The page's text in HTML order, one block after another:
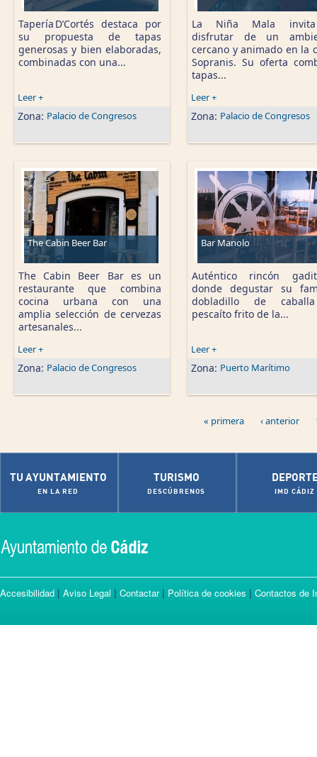
Tapería D’Cortés destaca por
su propuesta de tapas
generosas y bien elaboradas,
combinadas con una...
Leer +
Zona: Palacio de Congresos
La Niña Mala
disfrutar de un
cercano y animado en la
Sopranis. Su oferta
tapas...
Leer +
Zona: Palacio de Congresos
The Cabin Beer Bar
The Cabin Beer Bar es un
restaurante que combina
cocina urbana con una
amplia selección de cervezas
artesanales...
Leer +
Zona: Palacio de Congresos
Bar Manolo
Auténtico rincón
donde degustar su
dobladillo de
pescaíto frito de la...
Leer +
Zona: Puerto Marítimo
« primera ‹ anterior
TU AYUNTAMIENTO
EN LA RED
TURISMO
DESCÚBRENOS IMD CÁDIZ
Accesibilidad | Aviso Legal | Contactar| Política de cookies | Contactos de